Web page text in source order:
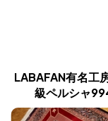
LABAFAN有名工
級ペルシャ